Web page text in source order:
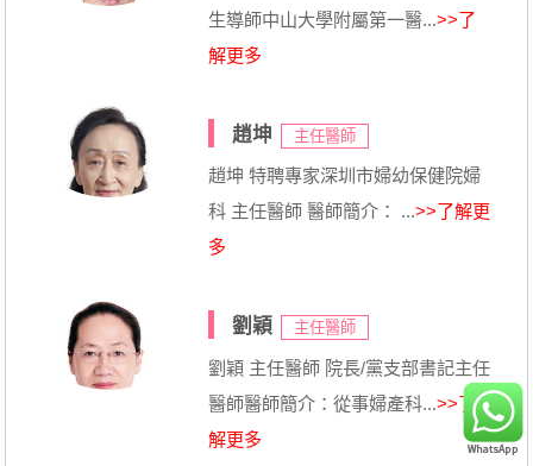
生導師中山大學附屬第一醫...>>了
解更多
趙坤 主任醫師
趙坤 特聘專家深圳市婦幼保健院婦
科 主任醫師 醫師簡介： ...>>了解更
多
劉穎 主任醫師
劉穎 主任醫師 院長/黨支部書記主任
醫師醫師簡介：從事婦產科...>>了
解更多